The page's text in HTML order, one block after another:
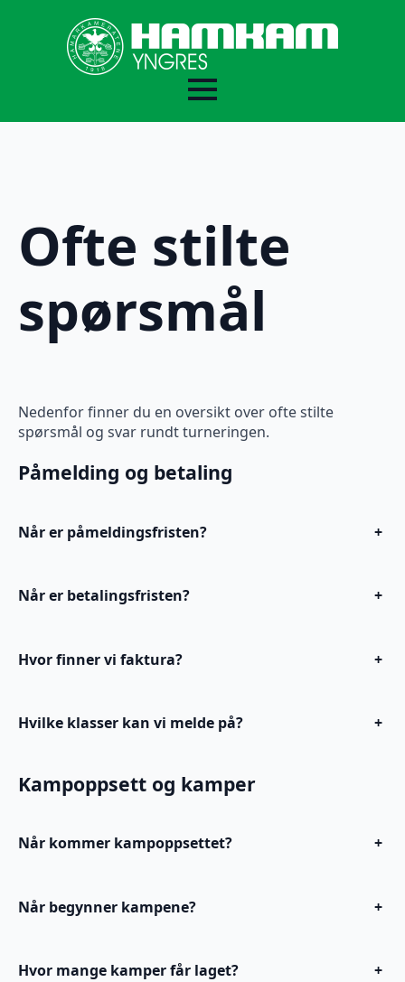
For deltakere og foreldre
Ofte stilte
spørsmål
Nedenfor finner du en oversikt over ofte stilte
spørsmål og svar rundt turneringen.
Påmelding og betaling
Når er påmeldingsfristen? +
Når er betalingsfristen? +
Hvor finner vi faktura? +
Hvilke klasser kan vi melde på? +
Kampoppsett og kamper
Når kommer kampoppsettet? +
Når begynner kampene? +
Hvor mange kamper får laget? +